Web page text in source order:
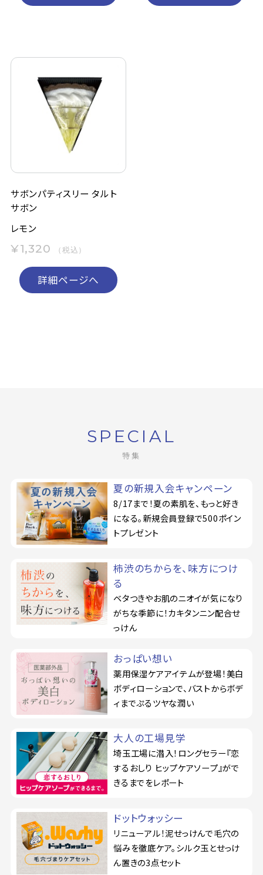
サボンパティスリー タルト
サボン
レモン
¥1,320 （税込）
詳細ページへ
SPECIAL
特集
夏の新規入会キャンペーン
8/17まで！夏の素肌を、もっと好き
になる。新規会員登録で500ポイン
トプレゼント
柿渋のちからを、味方につけ
る
ベタつきやお肌のニオイが気になり
がちな季節に！カキタンニン配合せ
っけん
おっぱい想い
薬用保湿ケアアイテムが登場！美白
ボディローションで、バストからボデ
ィまでぷるツヤな潤い
大人の工場見学
埼玉工場に潜入！ロングセラー『恋
するおしり ヒップケアソープ』がで
きるまでをレポート
ドットウォッシー
リニューアル！泥せっけんで毛穴の
悩みを徹底ケア。シルク玉とせっけ
ん置きの3点セット